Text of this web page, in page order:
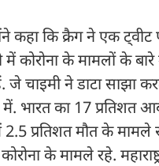
कहा कि क्रैग ने एक
में कोरोना के मामलों के
चाइमी ने डाटा साझा
भारत का 17 प्रतिशत
2.5 प्रतिशत मौत के
के मामले रहे.